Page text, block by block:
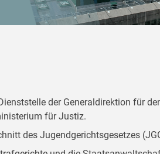
der Generaldirektion für
für Justiz.
des Jugendgerichtsgesetzes